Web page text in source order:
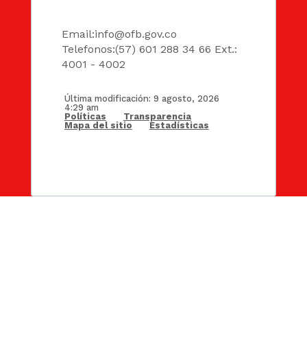
Email:info@ofb.gov.co
Telefonos:(57) 601 288 34 66 Ext.:
4001 - 4002
Última modificación: 9 agosto, 2026
4:29 am
Políticas
Transparencia
Mapa del sitio
Estadísticas